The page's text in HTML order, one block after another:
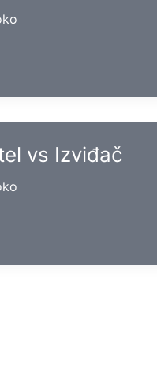
vs Izviđač